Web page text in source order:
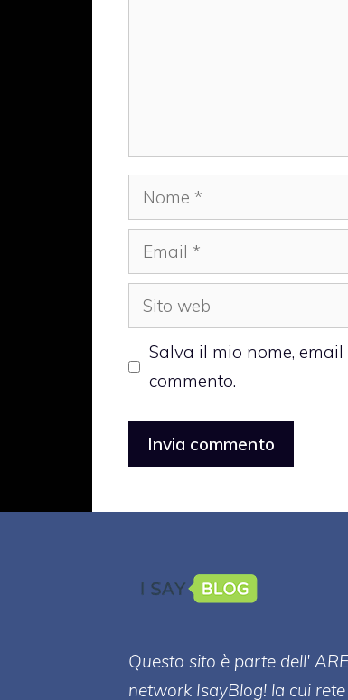
Nome
Email
Sito
web
Salva il mio nome,
commento.
Questo sito è parte dell'
network IsayBlog! la cui